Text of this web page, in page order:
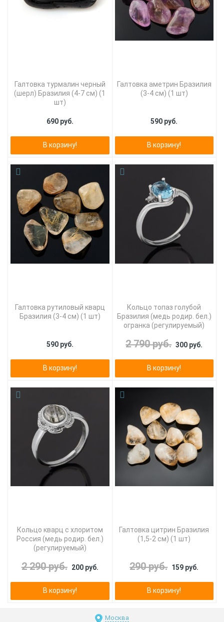
Галтовка турмалин черный
(шерл) Бразилия (4-7 см) (1
шт)
690 руб.
В корзину!
Галтовка аметрин Бразилия
(3-4 см) (1 шт)
590 руб.
В корзину!
Галтовка рутиловый кварц
Бразилия (3-4 см) (1 шт)
590 руб.
В корзину!
Кольцо топаз голубой
Бразилия (медь родир. бел.)
огранка (регулируемый)
2 790 руб. 300 руб.
В корзину!
Кольцо кварц с хлоритом
Россия (медь родир. бел.)
(регулируемый)
2 290 руб. 200 руб.
В корзину!
Галтовка цитрин Бразилия
(1,5-2 см) (1 шт)
290 руб. 159 руб.
В корзину!
Москва